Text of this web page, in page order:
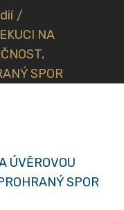
/
NA
SPOR